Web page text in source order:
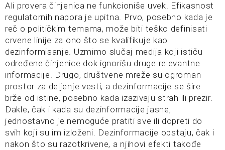
Ali provera činjenica ne funkcioniše uvek. Efikasnost
regulatornih napora je upitna. Prvo, posebno kada je
reč o političkim temama, može biti teško definisati
crvene linije za ono što se kvalifikuje kao
dezinformisanje. Uzmimo slučaj medija koji ističu
određene činjenice dok ignorišu druge relevantne
informacije. Drugo, društvene mreže su ogroman
prostor za deljenje vesti, a dezinformacije se šire
brže od istine, posebno kada izazivaju strah ili prezir.
Dakle, čak i kada su dezinformacije jasne,
jednostavno je nemoguće pratiti sve ili dopreti do
svih koji su im izloženi. Dezinformacije opstaju, čak i
nakon što su razotkrivene, a njihovi efekti takođe